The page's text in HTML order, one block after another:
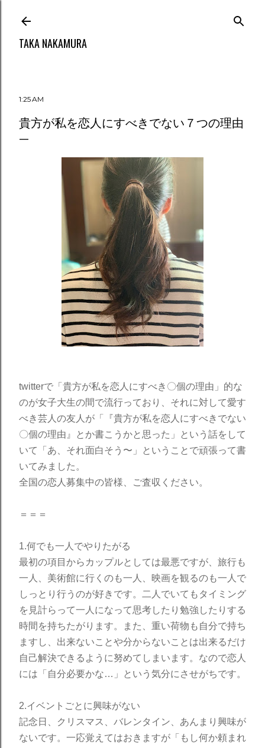
TAKA NAKAMURA
1:25 AM
貴方が私を恋人にすべきでない７つの理由
twitterで「貴方が私を恋人にすべき〇個の理由」的な
のが女子大生の間で流行っており、それに対して愛す
べき芸人の友人が「『貴方が私を恋人にすべきでない
〇個の理由』とか書こうかと思った」という話をして
いて「あ、それ面白そう〜」ということで頑張って書
いてみました。
全国の恋人募集中の皆様、ご査収ください。
＝＝＝
1.何でも一人でやりたがる
最初の項目からカップルとしては最悪ですが、旅行も
一人、美術館に行くのも一人、映画を観るのも一人で
しっとり行うのが好きです。二人でいてもタイミング
を見計らって一人になって思考したり勉強したりする
時間を持ちたがります。また、重い荷物も自分で持ち
ますし、出来ないことや分からないことは出来るだけ
自己解決できるように努めてしまいます。なので恋人
には「自分必要かな…」という気分にさせがちです。
2.イベントごとに興味がない
記念日、クリスマス、バレンタイン、あんまり興味が
ないです。一応覚えてはおきますが「もし何か頼まれ